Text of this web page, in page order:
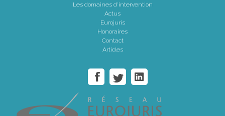
Les domaines d'intervention
Actus
Eurojuris
Honoraires
Contact
Articles